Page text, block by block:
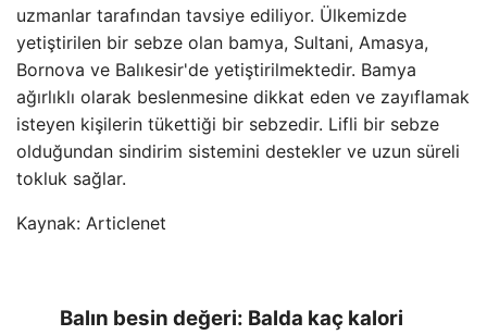
uzmanlar tarafından tavsiye ediliyor. Ülkemizde
yetiştirilen bir sebze olan bamya, Sultani, Amasya,
Bornova ve Balıkesir'de yetiştirilmektedir. Bamya
ağırlıklı olarak beslenmesine dikkat eden ve zayıflamak
isteyen kişilerin tükettiği bir sebzedir. Lifli bir sebze
olduğundan sindirim sistemini destekler ve uzun süreli
tokluk sağlar.
Kaynak: Articlenet
Balın besin değeri: Balda kaç kalori